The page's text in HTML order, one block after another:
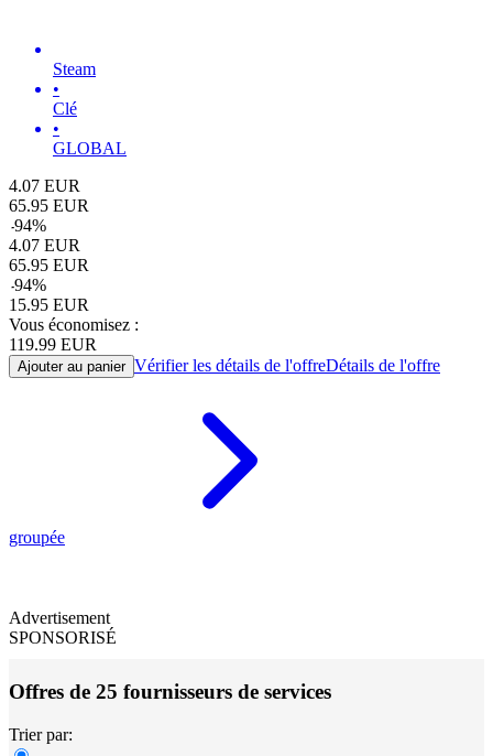
Steam
•
Clé
•
GLOBAL
4.07 EUR
65.95 EUR
-94%
4.07 EUR
65.95 EUR
-94%
15.95 EUR
Vous économisez :
119.99 EUR
Ajouter au panier Vérifier les détails de l'offreDétails de l'offre
groupée
Advertisement
SPONSORISÉ
Offres de 25 fournisseurs de services
Trier par: